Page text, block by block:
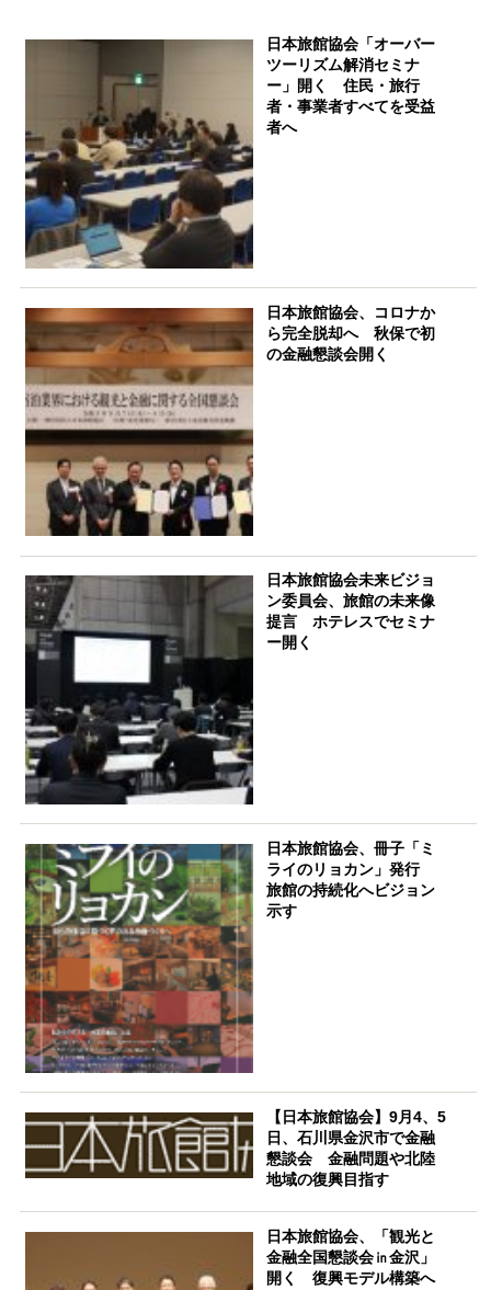
日本旅館協会「オーバー
ツーリズム解消セミナ
ー」開く 住民・旅行
者・事業者すべてを受益
者へ
日本旅館協会、コロナか
ら完全脱却へ 秋保で初
の金融懇談会開く
日本旅館協会未来ビジョ
ン委員会、旅館の未来像
提言 ホテレスでセミナ
ー開く
日本旅館協会、冊子「ミ
ライのリョカン」発行
旅館の持続化へビジョン
示す
【日本旅館協会】9月4、5
日、石川県金沢市で金融
懇談会 金融問題や北陸
地域の復興目指す
日本旅館協会、「観光と
金融全国懇談会㏌金沢」
開く 復興モデル構築へ